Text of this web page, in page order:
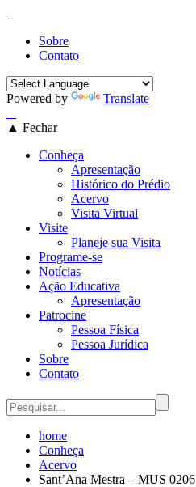
Sobre
Contato
Powered by Translate
▲ Fechar
Conheça
Apresentação
Histórico do Prédio
Acervo
Visita Virtual
Visite
Planeje sua Visita
Programe-se
Notícias
Ação Educativa
Apresentação
Patrocine
Pessoa Física
Pessoa Jurídica
Sobre
Contato
home
Conheça
Acervo
Sant’Ana Mestra – MUS 0206